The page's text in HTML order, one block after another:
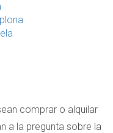
comprar o alquilar
a la pregunta sobre la